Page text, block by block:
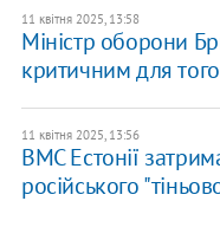
11 квітня 2025, 13:58
Міністр оборони
критичним для
11 квітня 2025, 13:56
ВМС Естонії
російського